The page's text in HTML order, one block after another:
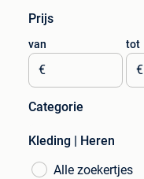
Prijs
van
€
tot
€
Categorie
Kleding | Heren
Alle zoekertjes